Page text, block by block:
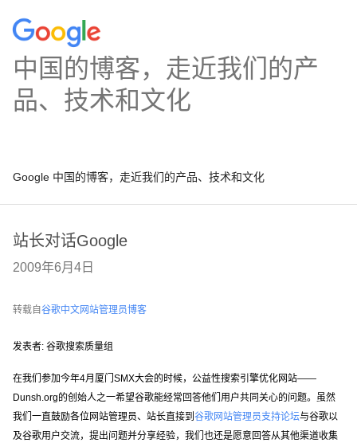
中国的博客，走近我们的产
品、技术和文化
Google 中国的博客，走近我们的产品、技术和文化
站长对话Google
2009年6月4日
转载自谷歌中文网站管理员博客
发表者: 谷歌搜索质量组
在我们参加今年4月厦门SMX大会的时候，公益性搜索引擎优化网站——
Dunsh.org的创始人之一希望谷歌能经常回答他们用户共同关心的问题。虽然
我们一直鼓励各位网站管理员、站长直接到 谷歌网站管理员支持论坛与谷歌以
及谷歌用户交流，提出问题并分享经验，我们也还是愿意回答从其他渠道收集